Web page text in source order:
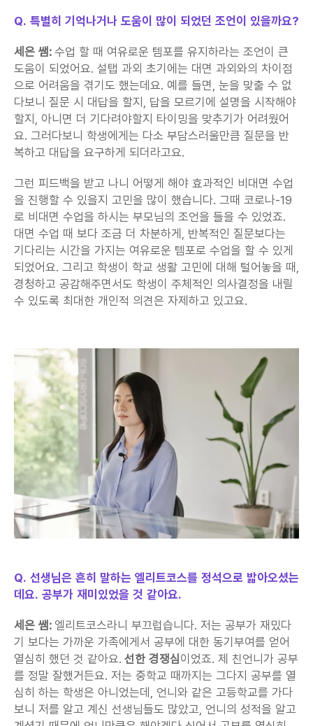
Q. 특별히 기억나거나 도움이 많이 되었던 조언이 있을까요?
세은 쌤: 수업 할 때 여유로운 템포를 유지하라는 조언이 큰
도움이 되었어요. 설탭 과외 초기에는 대면 과외와의 차이점
으로 어려움을 겪기도 했는데요. 예를 들면, 눈을 맞출 수 없
다보니 질문 시 대답을 할지, 답을 모르기에 설명을 시작해야
할지, 아니면 더 기다려야할지 타이밍을 맞추기가 어려웠어
요. 그러다보니 학생에게는 다소 부담스러울만큼 질문을 반
복하고 대답을 요구하게 되더라고요.
그런 피드백을 받고 나니 어떻게 해야 효과적인 비대면 수업
을 진행할 수 있을지 고민을 많이 했습니다. 그때 코로나-19
로 비대면 수업을 하시는 부모님의 조언을 들을 수 있었죠.
대면 수업 때 보다 조금 더 차분하게, 반복적인 질문보다는
기다리는 시간을 가지는 여유로운 템포로 수업을 할 수 있게
되었어요. 그리고 학생이 학교 생활 고민에 대해 털어놓을 때,
경청하고 공감해주면서도 학생이 주체적인 의사결정을 내릴
수 있도록 최대한 개인적 의견은 자제하고 있고요.
Q. 선생님은 흔히 말하는 엘리트코스를 정석으로 밟아오셨는
데요. 공부가 재미있었을 것 같아요.
세은 쌤: 엘리트코스라니 부끄럽습니다. 저는 공부가 재밌다
기 보다는 가까운 가족에게서 공부에 대한 동기부여를 얻어
열심히 했던 것 같아요. 선한 경쟁심이었죠. 제 친언니가 공부
를 정말 잘했거든요. 저는 중학교 때까지는 그다지 공부를 열
심히 하는 학생은 아니었는데, 언니와 같은 고등학교를 가다
보니 저를 알고 계신 선생님들도 많았고, 언니의 성적을 알고